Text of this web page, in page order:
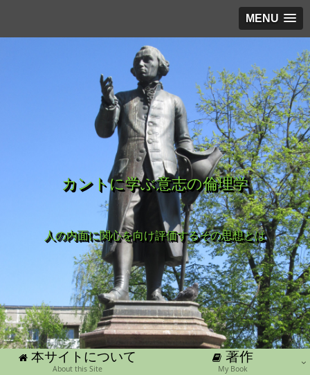
MENU
カントに学ぶ意志の倫理学
人の内面に関心を向け評価するその思想とは
本サイトについて
About this Site
著作
My Book